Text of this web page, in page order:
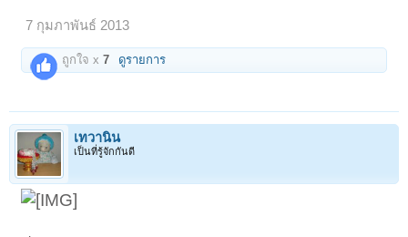
7 กุมภาพันธ์ 2013
ถูกใจ x7 ดูรายการ
เทวานิน
เป็นที่รู้จักกันดี